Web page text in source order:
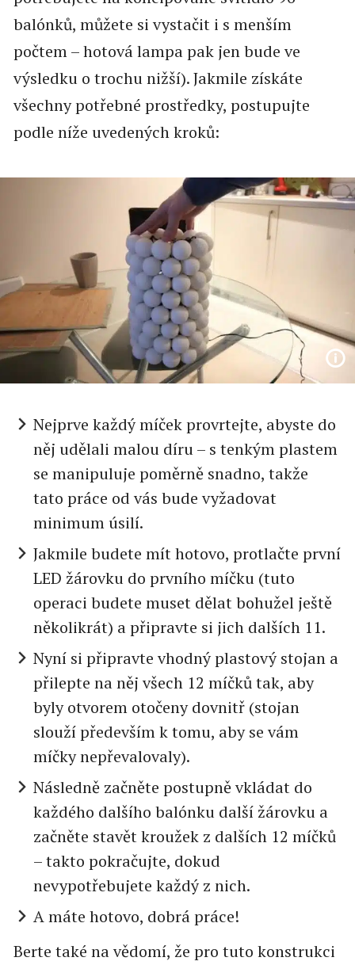
balónků, můžete si vystačit i s menším
počtem – hotová lampa pak jen bude ve
výsledku o trochu nižší). Jakmile získáte
všechny potřebné prostředky, postupujte
podle níže uvedených kroků:
Nejprve každý míček provrtejte, abyste do
něj udělali malou díru – s tenkým plastem
se manipuluje poměrně snadno, takže
tato práce od vás bude vyžadovat
minimum úsilí.
Jakmile budete mít hotovo, protlačte první
LED žárovku do prvního míčku (tuto
operaci budete muset dělat bohužel ještě
několikrát) a připravte si jich dalších 11.
Nyní si připravte vhodný plastový stojan a
přilepte na něj všech 12 míčků tak, aby
byly otvorem otočeny dovnitř (stojan
slouží především k tomu, aby se vám
míčky nepřevalovaly).
Následně začněte postupně vkládat do
každého dalšího balónku další žárovku a
začněte stavět kroužek z dalších 12 míčků
– takto pokračujte, dokud
nevypotřebujete každý z nich.
A máte hotovo, dobrá práce!
Berte také na vědomí, že pro tuto konstrukci